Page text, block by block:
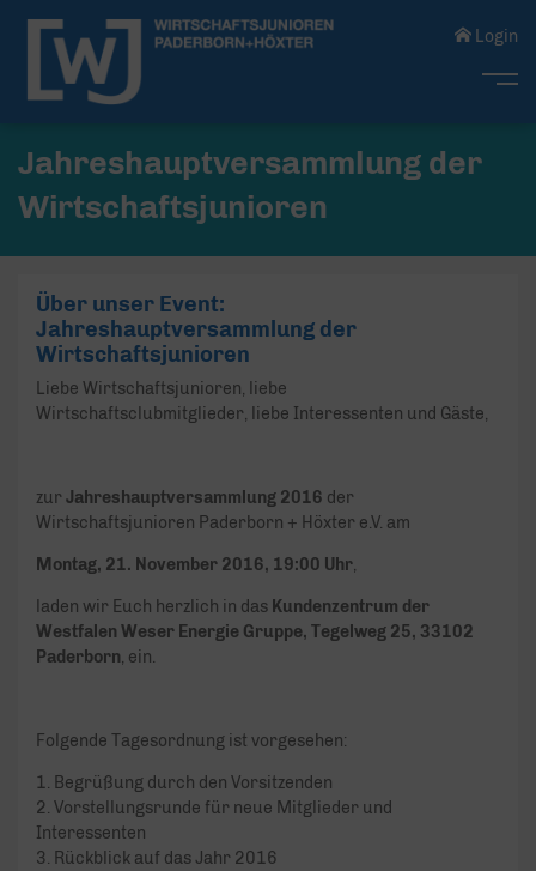
Login
Jahreshauptversammlung der
Wirtschaftsjunioren
Über unser Event:
Jahreshauptversammlung der
Wirtschaftsjunioren
Liebe Wirtschaftsjunioren, liebe
Wirtschaftsclubmitglieder, liebe Interessenten und Gäste,
zur Jahreshauptversammlung 2016 der
Wirtschaftsjunioren Paderborn + Höxter e.V. am
Montag, 21. November 2016, 19:00 Uhr,
laden wir Euch herzlich in das Kundenzentrum der
Westfalen Weser Energie Gruppe, Tegelweg 25, 33102
Paderborn, ein.
Folgende Tagesordnung ist vorgesehen:
1. Begrüßung durch den Vorsitzenden
2. Vorstellungsrunde für neue Mitglieder und
Interessenten
3. Rückblick auf das Jahr 2016